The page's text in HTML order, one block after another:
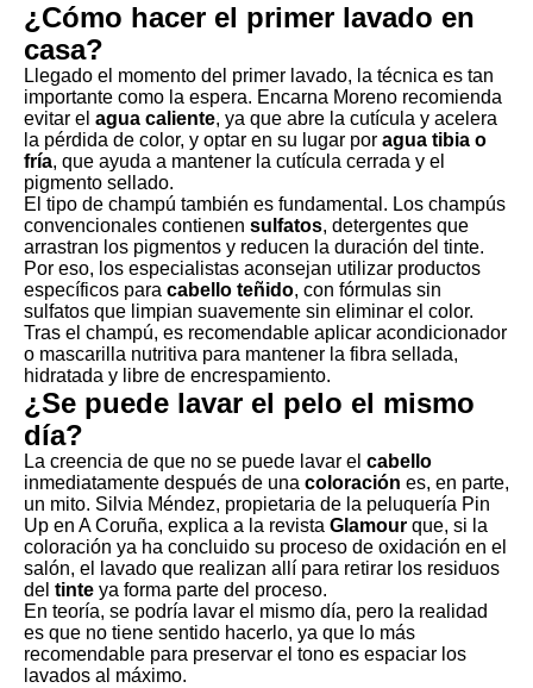
¿Cómo hacer el primer lavado en
casa?
Llegado el momento del primer lavado, la técnica es tan
importante como la espera. Encarna Moreno recomienda
evitar el agua caliente, ya que abre la cutícula y acelera
la pérdida de color, y optar en su lugar por agua tibia o
fría, que ayuda a mantener la cutícula cerrada y el
pigmento sellado.
El tipo de champú también es fundamental. Los champús
convencionales contienen sulfatos, detergentes que
arrastran los pigmentos y reducen la duración del tinte.
Por eso, los especialistas aconsejan utilizar productos
específicos para cabello teñido, con fórmulas sin
sulfatos que limpian suavemente sin eliminar el color.
Tras el champú, es recomendable aplicar acondicionador
o mascarilla nutritiva para mantener la fibra sellada,
hidratada y libre de encrespamiento.
¿Se puede lavar el pelo el mismo
día?
La creencia de que no se puede lavar el cabello
inmediatamente después de una coloración es, en parte,
un mito. Silvia Méndez, propietaria de la peluquería Pin
Up en A Coruña, explica a la revista Glamour que, si la
coloración ya ha concluido su proceso de oxidación en el
salón, el lavado que realizan allí para retirar los residuos
del tinte ya forma parte del proceso.
En teoría, se podría lavar el mismo día, pero la realidad
es que no tiene sentido hacerlo, ya que lo más
recomendable para preservar el tono es espaciar los
lavados al máximo.